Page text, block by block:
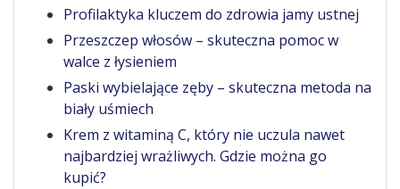
Profilaktyka kluczem do zdrowia jamy ustnej
Przeszczep włosów – skuteczna pomoc w
walce z łysieniem
Paski wybielające zęby – skuteczna metoda na
biały uśmiech
Krem z witaminą C, który nie uczula nawet
najbardziej wrażliwych. Gdzie można go
kupić?